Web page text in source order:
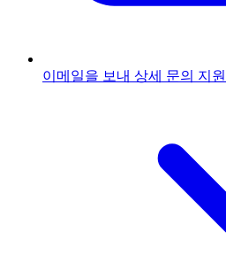
이메일을 보내 상세 문의 지원